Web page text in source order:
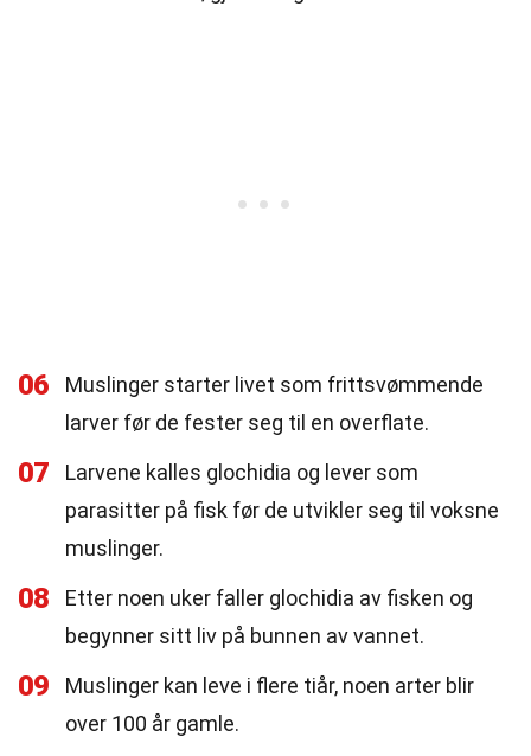
06
Muslinger starter livet som frittsvømmende
larver før de fester seg til en overflate.
07
Larvene kalles glochidia og lever som
parasitter på fisk før de utvikler seg til voksne
muslinger.
08
Etter noen uker faller glochidia av fisken og
begynner sitt liv på bunnen av vannet.
09
Muslinger kan leve i flere tiår, noen arter blir
over 100 år gamle.